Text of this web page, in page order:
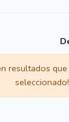
resultados
seleccionado!